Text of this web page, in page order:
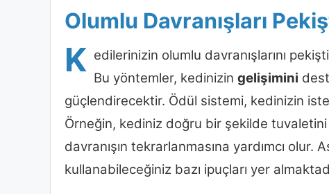
Olumlu Davranışları
K edilerinizin olumlu davranışlarını
Bu yöntemler, kedinizin gelişimini
güçlendirecektir. Ödül sistemi, kedinizin
Örneğin, kediniz doğru bir şekilde
davranışın tekrarlanmasına yardımcı olur.
kullanabileceğiniz bazı ipuçları yer